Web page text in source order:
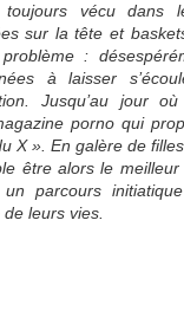
toujours vécu dans
sur la tête et
:
à laisser
Jusqu’au jour
porno qui
X ». En galère de
être alors le
parcours
leurs vies.